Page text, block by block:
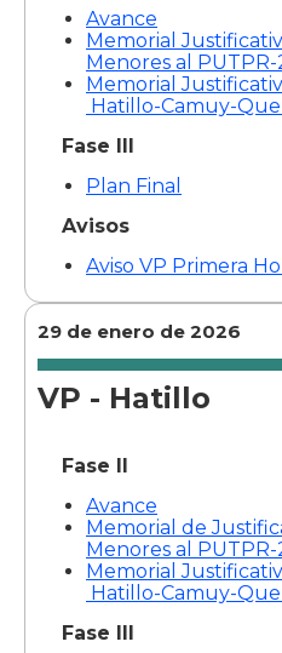
Avance
Memorial
Menores al PUTPR-
Memorial
Hatillo-Camuy-
Fase III
Plan Final
Avisos
Aviso VP Primera
29 de enero de 2026
VP - Hatillo
Fase II
Avance
Memorial de
Menores al PUTPR-
Memorial
Hatillo-Camuy-
Fase III